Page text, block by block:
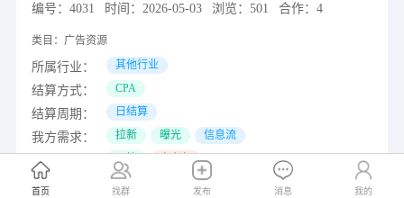
编号： 4031 时间： 2026-05-03 浏览： 501 合作： 4
类目： 广告资源
所属行业： 其他行业
结算方式： CPA
结算周期： 日结算
我方需求： 拉新 曝光 信息流
需要群体： 男性
首页 找群 发布 消息 我的